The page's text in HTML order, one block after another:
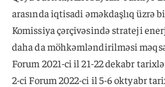
arasında iqtisadi əməkdaşlıq üzrə
Komissiya çərçivəsində strateji
daha da möhkəmləndirilməsi
Forum 2021-ci il 21-22 dekabr
2-ci Forum 2022-ci il 5-6 oktyabr